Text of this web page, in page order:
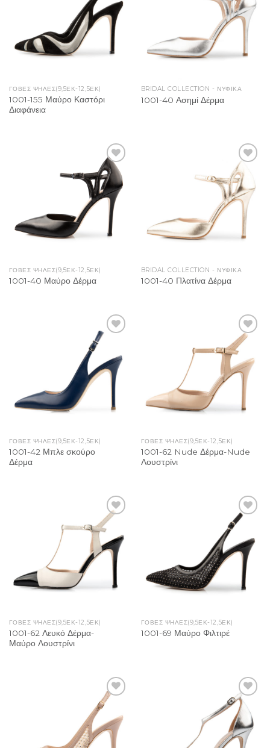
ΓΟΒΕΣ ΨΗΛΕΣ(9,5ΕΚ-12,5ΕΚ)
1001-155 Μαύρο Καστόρι
Διαφάνεια
BRIDAL COLLECTION - ΝΥΦΙΚΑ
1001-40 Ασημί Δέρμα
Add to
Wishlist
ΓΟΒΕΣ ΨΗΛΕΣ(9,5ΕΚ-12,5ΕΚ)
1001-40 Μαύρο Δέρμα
Add to
Wishlist
BRIDAL COLLECTION - ΝΥΦΙΚΑ
1001-40 Πλατίνα Δέρμα
Add to
Wishlist
ΓΟΒΕΣ ΨΗΛΕΣ(9,5ΕΚ-12,5ΕΚ)
1001-42 Μπλε σκούρο
Δέρμα
Add to
Wishlist
ΓΟΒΕΣ ΨΗΛΕΣ(9,5ΕΚ-12,5ΕΚ)
1001-62 Nude Δέρμα-Nude
Λουστρίνι
Add to
Wishlist
ΓΟΒΕΣ ΨΗΛΕΣ(9,5ΕΚ-12,5ΕΚ)
1001-62 Λευκό Δέρμα-
Μαύρο Λουστρίνι
Add to
Wishlist
ΓΟΒΕΣ ΨΗΛΕΣ(9,5ΕΚ-12,5ΕΚ)
1001-69 Μαύρο Φιλτιρέ
Add to
Wishlist
Add to
Wishlist